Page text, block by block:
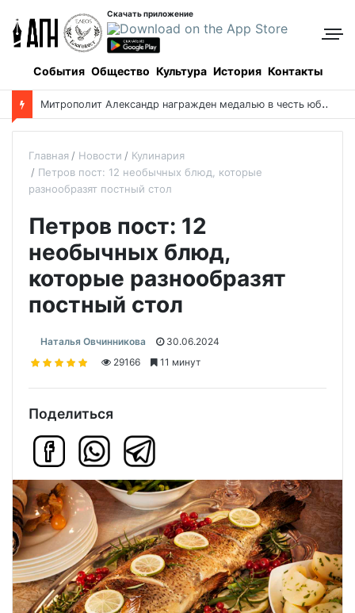
Скачать приложение
События Общество Культура История Контакты
Ф
орум православной молодежи прошел в Алматинской области
Главная Новости
Кулинария
Петров пост: 12 необычных блюд, которые
разнообразят постный стол
Петров пост: 12
необычных блюд,
которые разнообразят
постный стол
Наталья Овчинникова
30.06.2024
29166
11 минут
Поделиться